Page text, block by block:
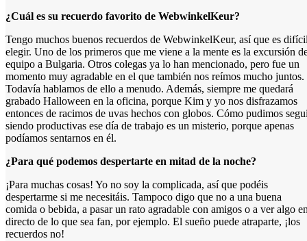
¿Cuál es su recuerdo favorito de WebwinkelKeur?
Tengo muchos buenos recuerdos de WebwinkelKeur, así que es
elegir. Uno de los primeros que me viene a la mente es la excursión
equipo a Bulgaria. Otros colegas ya lo han mencionado, pero fue un
momento muy agradable en el que también nos reímos mucho juntos.
Todavía hablamos de ello a menudo. Además, siempre me quedará
grabado Halloween en la oficina, porque Kim y yo nos disfrazamos
entonces de racimos de uvas hechos con globos. Cómo pudimos
siendo productivas ese día de trabajo es un misterio, porque apenas
podíamos sentarnos en él.
¿Para qué podemos despertarte en mitad de la noche?
¡Para muchas cosas! Yo no soy la complicada, así que podéis
despertarme si me necesitáis. Tampoco digo que no a una buena
comida o bebida, a pasar un rato agradable con amigos o a ver algo
directo de lo que sea fan, por ejemplo. El sueño puede atraparte, ¡los
recuerdos no!